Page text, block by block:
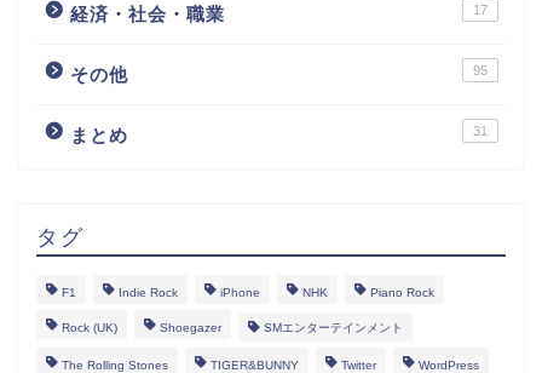
経済・社会・職業 17
その他 95
まとめ 31
タグ
F1 Indie Rock iPhone NHK Piano Rock
Rock (UK) Shoegazer SMエンターテインメント
The Rolling Stones TIGER&BUNNY Twitter WordPress